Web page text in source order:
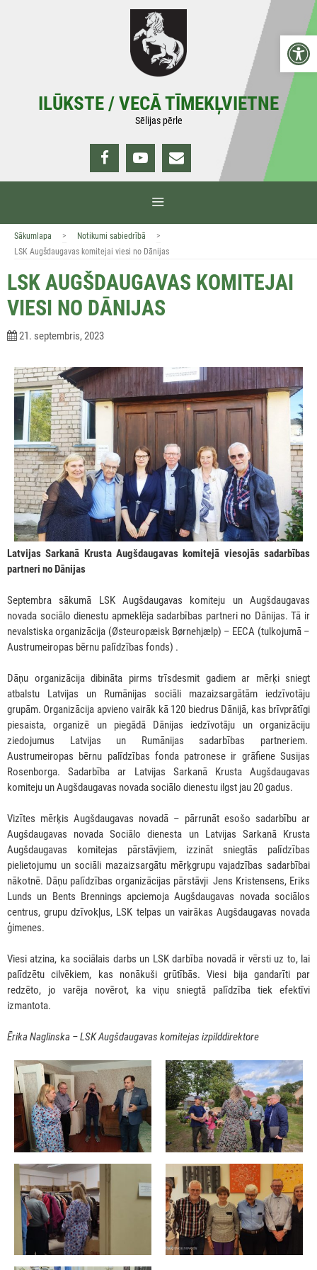
ILŪKSTE / VECĀ TĪMEKĻVIETNE
Sēlijas pērle
Sākumlapa > Notikumi sabiedrībā
>
LSK Augšdaugavas komitejai viesi no Dānijas
LSK AUGŠDAUGAVAS KOMITEJAI
VIESI NO DĀNIJAS
21. septembris, 2023
Latvijas Sarkanā Krusta Augšdaugavas komitejā viesojās sadarbības
partneri no Dānijas
Septembra sākumā LSK Augšdaugavas komiteju un Augšdaugavas
novada sociālo dienestu apmeklēja sadarbības partneri no Dānijas. Tā ir
nevalstiska organizācija (Østeuropæisk Børnehjælp) – EECA (tulkojumā –
Austrumeiropas bērnu palīdzības fonds) .
Dāņu organizācija dibināta pirms trīsdesmit gadiem ar mērķi sniegt
atbalstu Latvijas un Rumānijas sociāli mazaizsargātām iedzīvotāju
grupām. Organizācija apvieno vairāk kā 120 biedrus Dānijā, kas brīvprātīgi
piesaista, organizē un piegādā Dānijas iedzīvotāju un organizāciju
ziedojumus Latvijas un Rumānijas sadarbības partneriem.
Austrumeiropas bērnu palīdzības fonda patronese ir grāfiene Susijas
Rosenborga. Sadarbība ar Latvijas Sarkanā Krusta Augšdaugavas
komiteju un Augšdaugavas novada sociālo dienestu ilgst jau 20 gadus.
Vizītes mērķis Augšdaugavas novadā – pārrunāt esošo sadarbību ar
Augšdaugavas novada Sociālo dienesta un Latvijas Sarkanā Krusta
Augšdaugavas komitejas pārstāvjiem, izzināt sniegtās palīdzības
pielietojumu un sociāli mazaizsargātu mērķgrupu vajadzības sadarbībai
nākotnē. Dāņu palīdzības organizācijas pārstāvji Jens Kristensens, Eriks
Lunds un Bents Brennings apciemoja Augšdaugavas novada sociālos
centrus, grupu dzīvokļus, LSK telpas un vairākas Augšdaugavas novada
ģimenes.
Viesi atzina, ka sociālais darbs un LSK darbība novadā ir vērsti uz to, lai
palīdzētu cilvēkiem, kas nonākuši grūtībās. Viesi bija gandarīti par
redzēto, jo varēja novērot, ka viņu sniegtā palīdzība tiek efektīvi
izmantota.
Ērika Naglinska – LSK Augšdaugavas komitejas izpilddirektore